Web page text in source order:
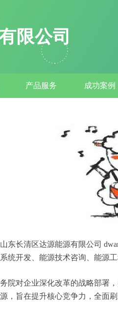
限公司
产品服务 成功案例
东长清区达源能源有限公司
统开发、能源技术咨询、能源
院对企业深化改革的战略部署
，旨在提升核心竞争力，全面